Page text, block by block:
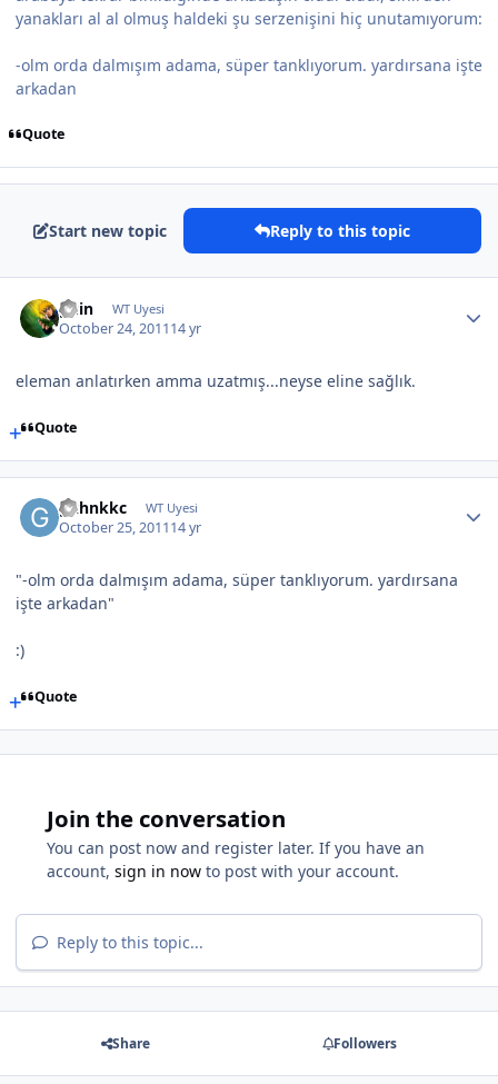
yanakları al al olmuş haldeki şu serzenişini hiç unutamıyorum:
-olm orda dalmışım adama, süper tanklıyorum. yardırsana işte
arkadan
Quote
Start new topic Reply to this topic
guin WT Uyesi
October 24, 201114 yr
eleman anlatırken amma uzatmış...neyse eline sağlık.
Quote
gkhnkkc WT Uyesi
October 25, 201114 yr
"-olm orda dalmışım adama, süper tanklıyorum. yardırsana
işte arkadan"
:)
Quote
Join the conversation
You can post now and register later. If you have an
account, sign in now to post with your account.
Reply to this topic...
Share Followers